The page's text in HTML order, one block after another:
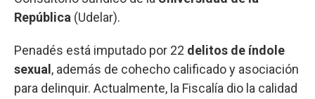
República (Udelar).
Penadés está imputado por 22 delitos de índole
sexual , además de cohecho calificado y asociación
para delinquir. Actualmente, la Fiscalía dio la calidad